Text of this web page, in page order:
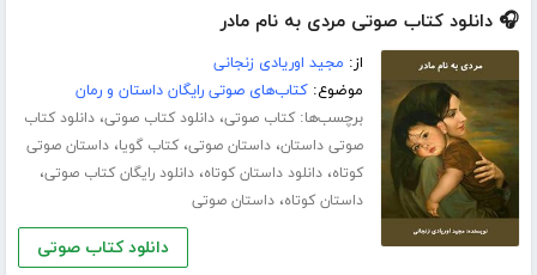
🎧 دانلود کتاب صوتی مردی به نام مادر
از: مجید اوریادی زنجانی
موضوع:کتاب‌های صوتی رایگان داستان و رمان
برچسب‌ها:کتاب صوتی،دانلود کتاب صوتی،دانلود کتاب
صوتی داستان،داستان صوتی،کتاب گویا،داستان صوتی
کوتاه،دانلود داستان کوتاه،دانلود رایگان کتاب صوتی،
داستان کوتاه،داستان صوتی
دانلود کتاب صوتی